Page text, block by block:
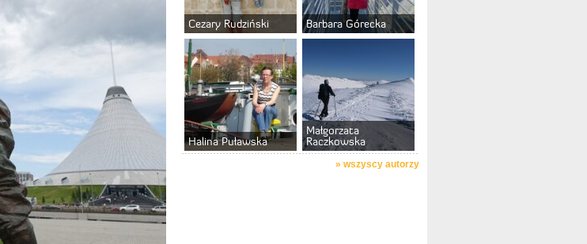
Cezary Rudziński Barbara Górecka
Halina Puławska
Małgorzata
Raczkowska
» wszyscy autorzy